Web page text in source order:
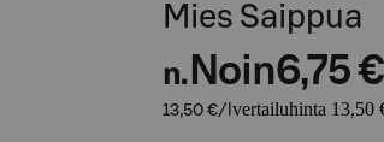
Mies Saippua
n. Noin6,75 €
13,50 €/l vertailuhinta 13,50